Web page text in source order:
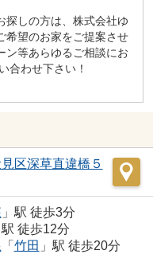
探しの方は、株式会社ゆ
希望のお家をご提案させ
ン等あらゆるご相談にお
合わせ下さい！
区深草直違橋５
」駅 徒歩3分
徒歩12分
「 竹田 」駅 徒歩20分